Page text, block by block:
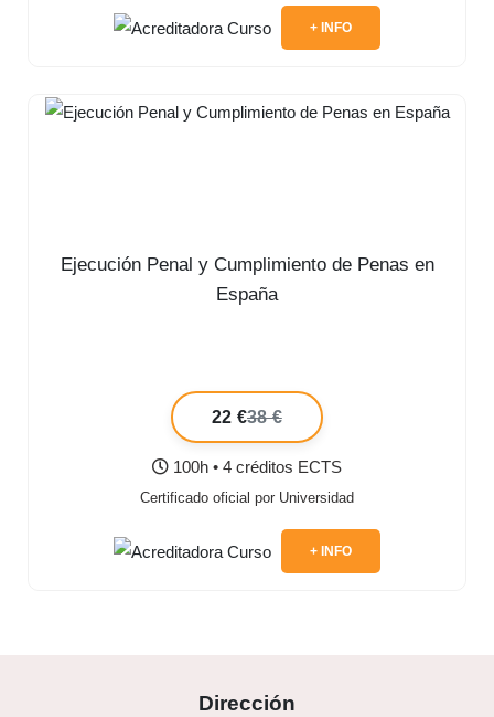
+ INFO
Ejecución Penal y Cumplimiento de Penas en
España
22 €38 €
100h • 4 créditos ECTS
Certificado oficial por Universidad
+ INFO
Dirección